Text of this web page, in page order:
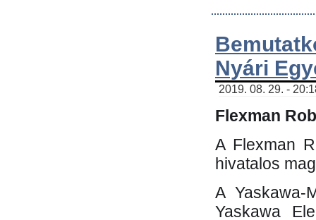
Nyári
2019. 08. 29. -
Flexman
A Flexman
hivatalos
A Yaskawa-
Yaskawa